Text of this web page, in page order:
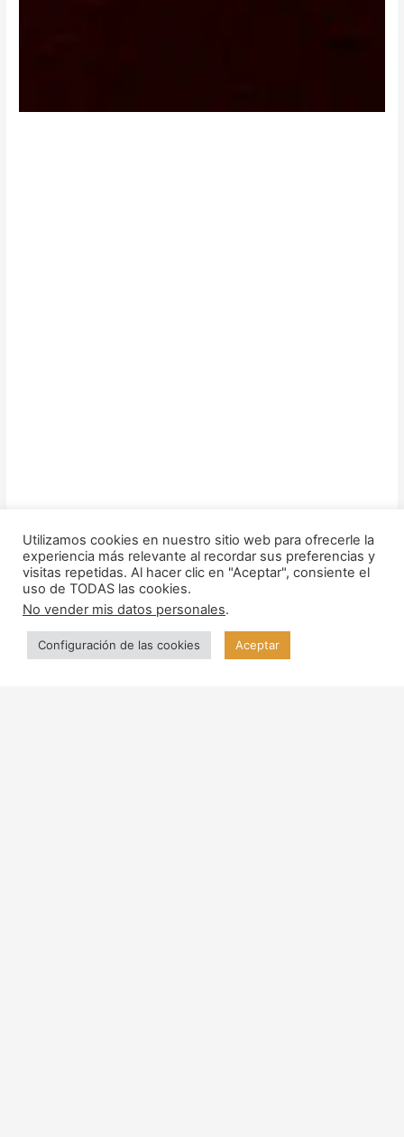
Utilizamos cookies en nuestro sitio web para ofrecerle la
experiencia más relevante al recordar sus preferencias y
visitas repetidas. Al hacer clic en "Aceptar", consiente el
uso de TODAS las cookies.
No vender mis datos personales.
Configuración de las cookies Aceptar